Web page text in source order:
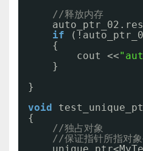
//释放内存
if
{
cout <<
}
}
void
{
//独占对象
//保证指针所指对象